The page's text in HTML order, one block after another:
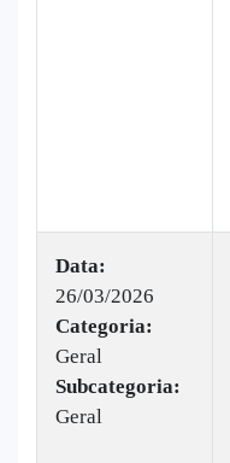
Data:
26/03/2026
Categoria:
Geral
Subcategoria:
Geral